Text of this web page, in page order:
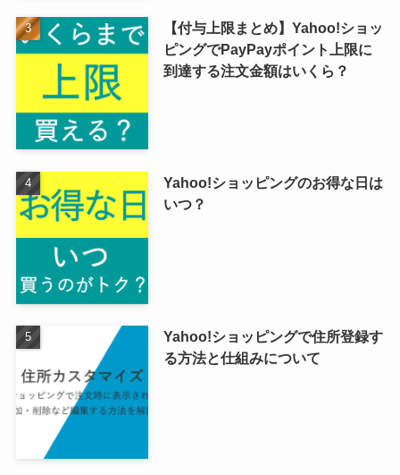
【付与上限まとめ】Yahoo!ショッ
ピングでPayPayポイント上限に
到達する注文金額はいくら？
Yahoo!ショッピングのお得な日は
いつ？
Yahoo!ショッピングで住所登録す
る方法と仕組みについて